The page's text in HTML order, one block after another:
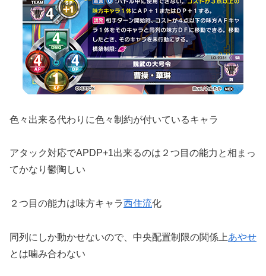
色々出来る代わりに色々制約が付いているキャラ
アタック対応でAPDP+1出来るのは２つ目の能力と相まっ
てかなり鬱陶しい
２つ目の能力は味方キャラ西住流化
同列にしか動かせないので、中央配置制限の関係上あやせ
とは噛み合わない